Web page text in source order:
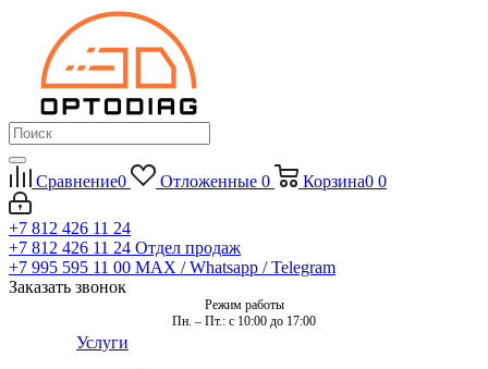
Сравнение0 Отложенные 0 Корзина0 0
+7 812 426 11 24
+7 812 426 11 24 Отдел продаж
+7 995 595 11 00 MAX / Whatsapp / Telegram
Заказать звонок
Режим работы
Пн. – Пт.: с 10:00 до 17:00
Услуги